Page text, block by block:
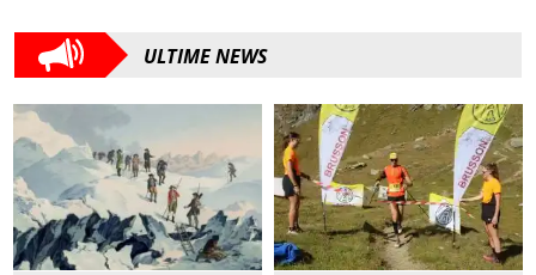
ULTIME NEWS